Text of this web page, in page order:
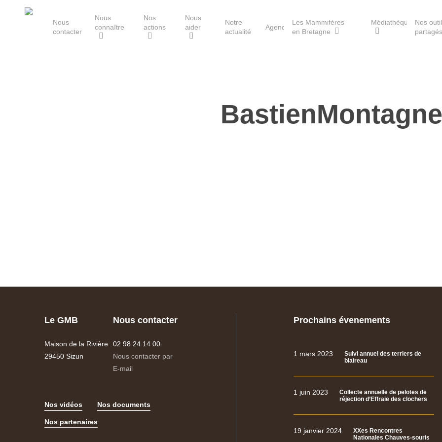
Nous
contacter
Nous
connaître
Nos
actions
Les Havres de paix pour la
loutre
Nous
aider
Notre
actualité
Agenda
Les Mammifères
en Bretagne
Médiathèque
Nos
partagés
BastienMontagne
Le GMB
Maison de la Rivière
29450 Sizun
Nous contacter
02 98 24 14 00
Nous contacter par
E-mail
Nos vidéos Nos documents
Nos partenaires
Prochains évenements
1 mars 2023
Suivi annuel des terriers de
blaireau
1 juin 2023
Collecte annuelle de pelotes de
réjection d’Effraie des clochers
19 janvier 2024
XXes Rencontres
Nationales Chauves-souris